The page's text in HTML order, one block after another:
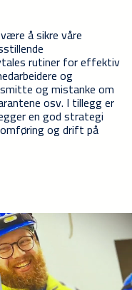
å sikre våre
rutiner for effektiv
og
og mistanke om
osv. I tillegg er
en god strategi
og drift på